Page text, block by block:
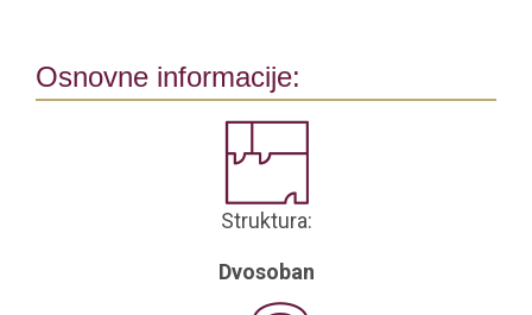
Osnovne informacije:
Struktura:
Dvosoban